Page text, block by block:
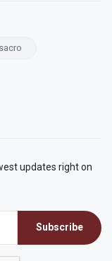
updates right on
Subscribe